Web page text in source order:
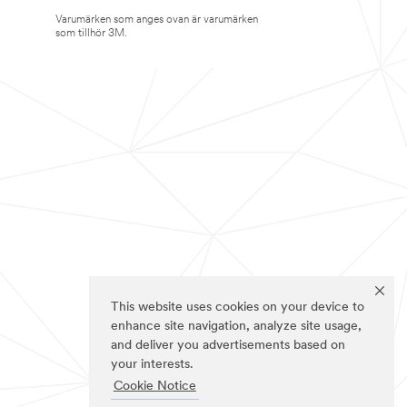
This website uses cookies on your device to
enhance site navigation, analyze site usage,
and deliver you advertisements based on
your interests.
Cookie Notice
Varumärken som anges ovan är varumärken
som tillhör 3M.